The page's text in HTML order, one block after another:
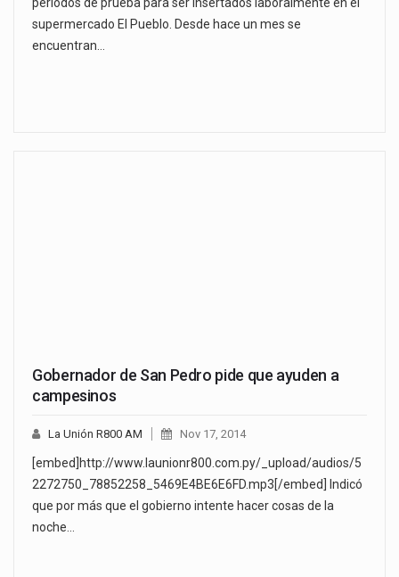
supermercado El Pueblo. Desde hace un mes se
encuentran…
Gobernador de San Pedro pide que ayuden a
campesinos
La Unión R800 AM Nov 17, 2014
[embed]http://www.launionr800.com.py/_upload/audios/5
2272750_78852258_5469E4BE6E6FD.mp3[/embed] Indicó
que por más que el gobierno intente hacer cosas de la
noche…